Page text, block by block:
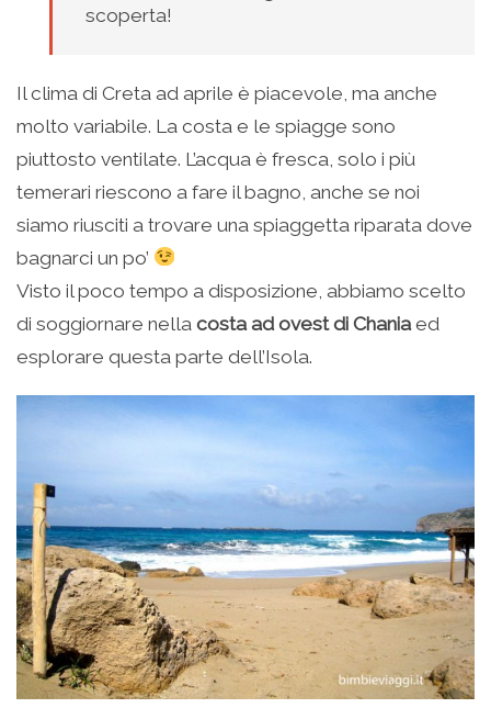
scoperta!
Il clima di Creta ad aprile è piacevole, ma anche
molto variabile. La costa e le spiagge sono
piuttosto ventilate. L’acqua è fresca, solo i più
temerari riescono a fare il bagno, anche se noi
siamo riusciti a trovare una spiaggetta riparata dove
bagnarci un po’
Visto il poco tempo a disposizione, abbiamo scelto
di soggiornare nella costa ad ovest di Chaniaed
esplorare questa parte dell’Isola.